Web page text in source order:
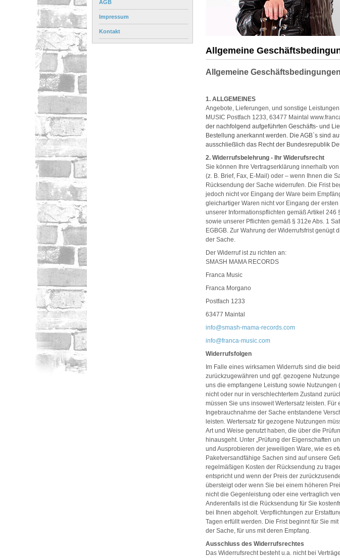
AGB
Impressum
Kontakt
Allgemeine
Allgemeine Geschäftsbedingungen
1. ALLGEMEINES
Angebote, Lieferungen, und sonstige
MUSIC Postfach 1233, 63477 Maintal
der nachfolgend aufgeführten Geschäfts- und
Bestellung anerkannt werden. Die AGB`s sind
ausschließlich das Recht der Bundesrepublik
2. Widerrufsbelehrung - Ihr Widerufsrecht
Sie können Ihre Vertragserklärung innerhalb
(z. B. Brief, Fax, E-Mail) oder – wenn Ihnen die
Rücksendung der Sache widerrufen. Die Frist
jedoch nicht vor Eingang der Ware beim
gleichartiger Waren nicht vor Eingang der
unserer Informationspflichten gemäß Artikel 246
sowie unserer Pflichten gemäß § 312e Abs. 1
EGBGB. Zur Wahrung der Widerrufsfrist genügt
der Sache.
Der Widerruf ist zu richten an:
SMASH MAMA RECORDS
Franca Music
Franca Morgano
Postfach 1233
63477 Maintal
info@smash-mama-records.com
info@franca-music.com
Widerrufsfolgen
Im Falle eines wirksamen Widerrufs sind die
zurückzugewähren und ggf. gezogene
uns die empfangene Leistung sowie Nutzungen
nicht oder nur in verschlechtertem Zustand
müssen Sie uns insoweit Wertersatz leisten.
Ingebrauchnahme der Sache entstandene
leisten. Wertersatz für gezogene Nutzungen
Art und Weise genutzt haben, die über die
hinausgeht. Unter „Prüfung der Eigenschaften
und Ausprobieren der jeweiligen Ware, wie es
Paketversandfähige Sachen sind auf unsere
regelmäßigen Kosten der Rücksendung zu
entspricht und wenn der Preis der
übersteigt oder wenn Sie bei einem höheren
nicht die Gegenleistung oder eine vertraglich
Anderenfalls ist die Rücksendung für Sie
bei Ihnen abgeholt. Verpflichtungen zur
Tagen erfüllt werden. Die Frist beginnt für Sie
der Sache, für uns mit deren Empfang.
Ausschluss des Widerrufsrechtes
Das Widerrufsrecht besteht u.a. nicht bei